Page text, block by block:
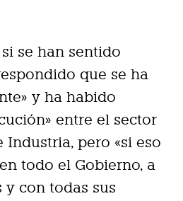
se han sentido
que se ha
y ha habido
entre el sector
pero «si eso
todo el Gobierno, a
y con todas sus